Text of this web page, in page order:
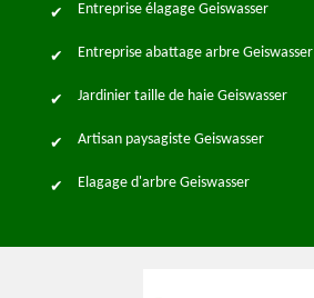
Entreprise élagage Geiswasser
Entreprise abattage arbre Geiswasser
Jardinier taille de haie Geiswasser
Artisan paysagiste Geiswasser
Elagage d'arbre Geiswasser